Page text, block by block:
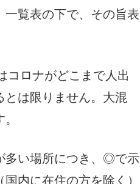
一覧表の下で、その旨表
コロナがどこまで人出
とは限りません。大混
多い場所につき、◎で示
内に在住の方を除く）